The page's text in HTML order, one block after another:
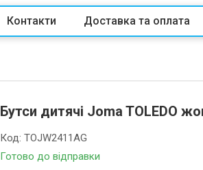
Контакти Доставка та оплата
Бутси дитячі Joma TOLEDO
Готово до відправки
Код:TOJW2411AG